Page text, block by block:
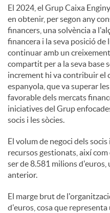
El 2024, el Grup Caixa
en obtenir, per segon any
financers, una solvència a
financera i la seva posició
continuar amb un
compartit per a la seva base
increment hi va contribuir el
espanyola, que va superar
favorable dels mercats
iniciatives del Grup
socis i les sòcies.
El volum de negoci dels
recursos gestionats, així
ser de 8.581 milions d'euros,
anterior.
El marge brut de
d'euros, cosa que